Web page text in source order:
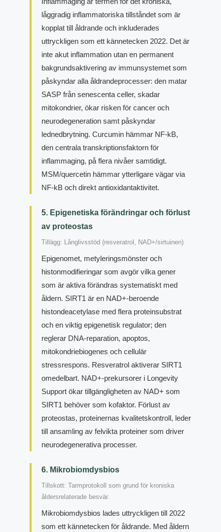
låggradig inflammatoriska tillståndet som är
kopplat till åldrande och inkluderades
uttryckligen som ett kännetecken 2022. Det är
inte akut inflammation utan en permanent
bakgrundsaktivering av immunsystemet som
påskyndar alla åldrandeprocesser: den matar
SASP från senescenta celler, skadar
mitokondrier, ökar risken för cancer och
neurodegeneration samt påskyndar
lednedbrytning. Curcumin hämmar NF-kB,
den centrala transkriptionsfaktorn för
inflammaging, på flera nivåer samtidigt.
MSM/quercetin hämmar ytterligare vägar via
NF-kB och direkt antioxidantaktivitet.
5. Epigenetiska förändringar och förlust
av proteostas
Tillägg: Långlivsstöd (resveratrol, NAD+/sirtuinen)
Epigenomet, metyleringsmönster och
histonmodifieringar som avgör vilka gener
som är aktiva förändras systematiskt med
åldern. SIRT1 är en NAD+-beroende
histondeacetylase med flera proteinsubstrat
och en viktig epigenetisk regulator; den
reglerar DNA-reparation, apoptos,
mitokondriebiogenes och cellulär
stressrespons. Resveratrol aktiverar SIRT1
omedelbart. NAD+-prekursorer i Longevity
Support ökar tillgängligheten av NAD+ som
SIRT1 behöver som kofaktor. Förlust av
proteostas, proteinernas kvalitetskontroll, leder
till ansamling av felvikta proteiner som driver
neurodegenerativa processer.
6. Mikrobiomdysbios
Tillskott: Tarmprotokoll som grund för kroniska
åldersrelaterade besvär.
Mikrobiomdysbios lades uttryckligen till 2022
som ett kännetecken för åldrande. Med åldern